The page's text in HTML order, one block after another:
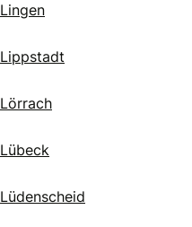
Lingen
Lippstadt
Lörrach
Lübeck
Lüdenscheid